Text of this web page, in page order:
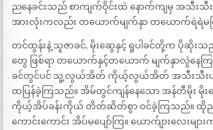
ညနေခင်းသည် စာကျက်ဝိုင်းထဲ နောက်ကျမှ အသီးသီ
အားလုံးကလည်း တယောက်မျက်နှာ တယောက်ရဲရဲမ
တင်ထွန်းနဲ့ သူဇာခင်, မိုးဆွေနှင့် ရူပါခင်တို့က ပိုဆိုး
တွေ ဖြစ်ရာ တယောက်နှင့်တယောက် မျက်နှာလွဲနေက
ခင်တွင်ပင် သူ့လွယ်အိတ် ကိုယ့်လွယ်အိတ် အသီးသီ
ထပြန်ခဲ့ကြသည်။ အိမ်တွင်ကျန်နေသော အန်တီမိုး မိုး
ကိုယ့်အိပ်ခန်းကိုယ် တိတ်ဆိတ်စွာ ဝင်ခဲ့ကြသည်။ ထို
ကောင်းကောင်း အိပ်မပျော်ကြ။ ယောက်ျားလေးမ